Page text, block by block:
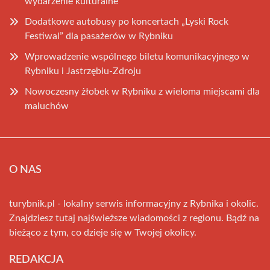
Dodatkowe autobusy po koncertach „Lyski Rock
Festiwal” dla pasażerów w Rybniku
Wprowadzenie wspólnego biletu komunikacyjnego w
Rybniku i Jastrzębiu-Zdroju
Nowoczesny żłobek w Rybniku z wieloma miejscami dla
maluchów
O NAS
turybnik.pl - lokalny serwis informacyjny z Rybnika i okolic.
Znajdziesz tutaj najświeższe wiadomości z regionu. Bądź na
bieżąco z tym, co dzieje się w Twojej okolicy.
REDAKCJA